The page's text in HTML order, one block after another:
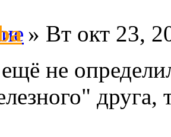
» Вт окт 23,
не
друга,